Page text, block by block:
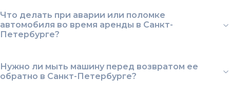
Что делать при аварии или поломке
автомобиля во время аренды в Санкт-
Петербурге?
Нужно ли мыть машину перед возвратом ее
обратно в Санкт-Петербурге?